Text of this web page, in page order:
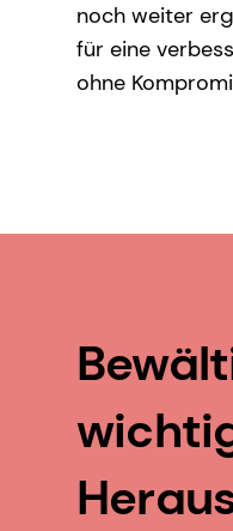
noch weiter
für eine
ohne